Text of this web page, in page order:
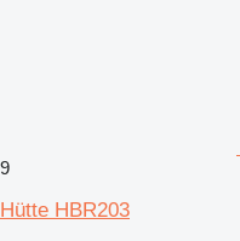
9
Hütte HBR203